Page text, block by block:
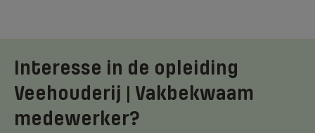
Interesse in de opleiding
Veehouderij | Vakbekwaam
medewerker?